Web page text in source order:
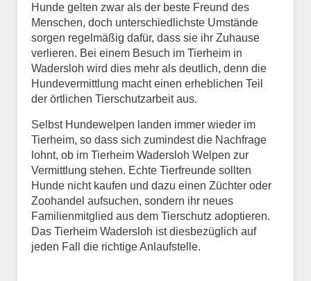
E-Mail*
Informationen über das
Tier.
Art des Tiers*
Hunde gelten zwar als der beste Freund des
Menschen, doch unterschiedlichste Umstände
sorgen regelmäßig dafür, dass sie ihr Zuhause
verlieren. Bei einem Besuch im Tierheim in
Wadersloh wird dies mehr als deutlich, denn die
Hundevermittlung macht einen erheblichen Teil
der örtlichen Tierschutzarbeit aus.
Selbst Hundewelpen landen immer wieder im
Tierheim, so dass sich zumindest die Nachfrage
lohnt, ob im Tierheim Wadersloh Welpen zur
Vermittlung stehen. Echte Tierfreunde sollten
Hunde nicht kaufen und dazu einen Züchter oder
Zoohandel aufsuchen, sondern ihr neues
Familienmitglied aus dem Tierschutz adoptieren.
Das Tierheim Wadersloh ist diesbezüglich auf
jeden Fall die richtige Anlaufstelle.